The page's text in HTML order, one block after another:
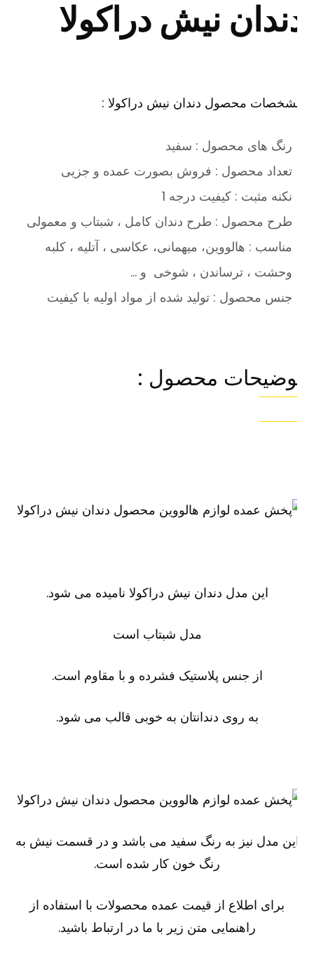
نیش دراکولا
محصول دندان نیش دراکولا :
رنگ های محصول : سفید
تعداد محصول : فروش بصورت عمده و جزیی
نکنه مثبت : کیفیت درجه 1
طرح محصول : طرح دندان کامل ، شبتاب و معمولی
مناسب : هالووین، میهمانی، عکاسی ، آتلیه ، کلبه
وحشت ، ترساندن ، شوخی و …
جنس محصول : تولید شده از مواد اولیه با کیفیت
محصول :
این مدل دندان نیش دراکولا نامیده می شود.
مدل شبتاب است
از جنس پلاستیک فشرده و با مقاوم است.
به روی دندانتان به خوبی قالب می شود.
مدل نیز به رنگ سفید می باشد و در قسمت نیش به
رنگ خون کار شده است.
برای اطلاع از قیمت عمده محصولات با استفاده از
راهنمایی متن زیر با ما در ارتباط باشید.